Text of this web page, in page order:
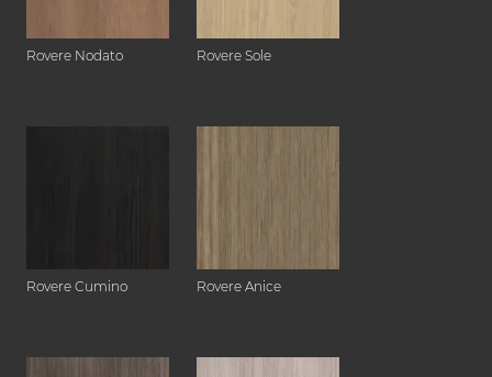
Rovere Nodato Rovere Sole
Rovere Cumino Rovere Anice